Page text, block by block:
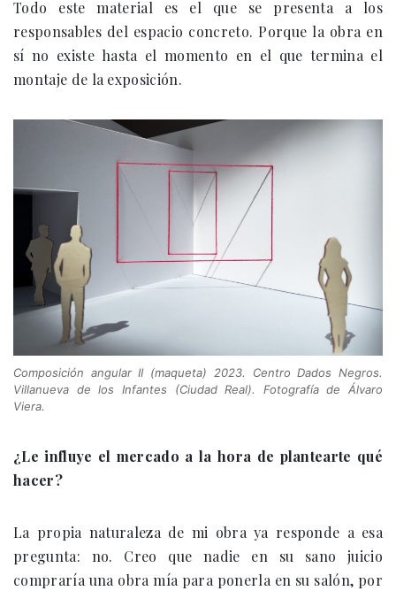
Todo este material es el que se presenta a los
responsables del espacio concreto. Porque la obra en
sí no existe hasta el momento en el que termina el
montaje de la exposición.
Composición angular II (maqueta) 2023. Centro Dados Negros.
Villanueva de los Infantes (Ciudad Real). Fotografía de Álvaro
Viera.
¿Le influye el mercado a la hora de plantearte qué
hacer?
La propia naturaleza de mi obra ya responde a esa
pregunta: no. Creo que nadie en su sano juicio
compraría una obra mía para ponerla en su salón, por